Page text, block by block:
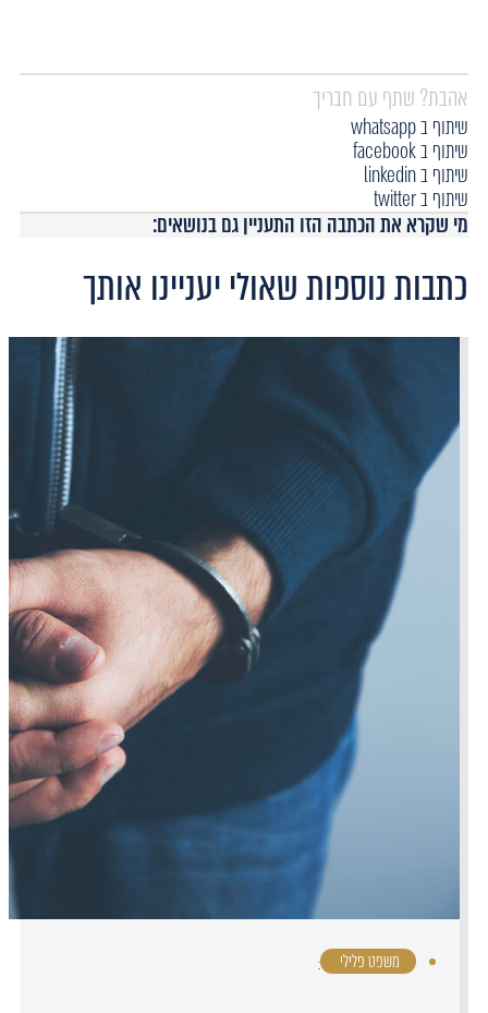
אהבת? שתף עם חבריך
שיתוף ב whatsapp
שיתוף ב facebook
שיתוף ב linkedin
שיתוף ב twitter
מי שקרא את הכתבה הזו התעניין גם בנושאים:
כתבות נוספות שאולי יעניינו אותך
משפט פלילי ·